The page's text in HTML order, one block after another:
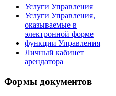
Услуги Управления
Услуги Управления,
оказываемые в
электронной форме
функции Управления
Личный кабинет
арендатора
Формы документов